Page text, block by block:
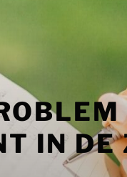
IN DE